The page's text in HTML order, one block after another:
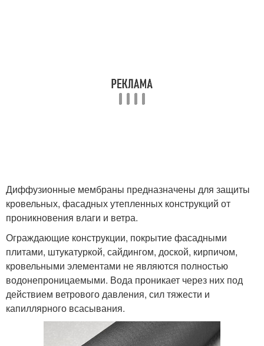
Диффузионные мембраны предназначены для защиты
кровельных, фасадных утепленных конструкций от
проникновения влаги и ветра.
Ограждающие конструкции, покрытие фасадными
плитами, штукатуркой, сайдингом, доской, кирпичом,
кровельными элементами не являются полностью
водонепроницаемыми. Вода проникает через них под
действием ветрового давления, сил тяжести и
капиллярного всасывания.